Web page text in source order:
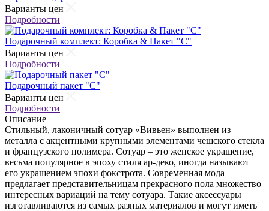
Варианты цен
Подробности
Подарочный комплект: Коробка & Пакет "С"
Варианты цен
Подробности
Подарочный пакет "С"
Варианты цен
Подробности
Описание
Стильный, лаконичный сотуар «Вивьен» выполнен из
металла с акцентными крупными элементами чешского стекла
и французского полимера. Сотуар – это женское украшение,
весьма популярное в эпоху стиля ар-деко, иногда называют
его украшением эпохи фокстрота. Современная мода
предлагает представительницам прекрасного пола множество
интересных вариаций на тему сотуара. Такие аксессуары
изготавливаются из самых разных материалов и могут иметь